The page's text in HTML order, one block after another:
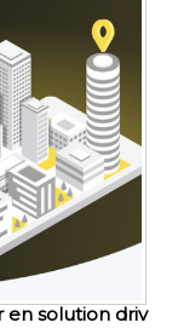
en solution driv